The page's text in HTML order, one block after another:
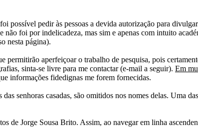
pedir às pessoas a devida autorização para
não foi por indelicadeza, mas sim e apenas com intuito
nesta página).
permitirão aperfeiçoar o trabalho de pesquisa, pois
sinta-se livre para me contactar (e-mail a seguir). Em
informações fidedignas me forem fornecidas.
senhoras casadas, são omitidos nos nomes delas. Uma
de Jorge Sousa Brito. Assim, ao navegar em linha